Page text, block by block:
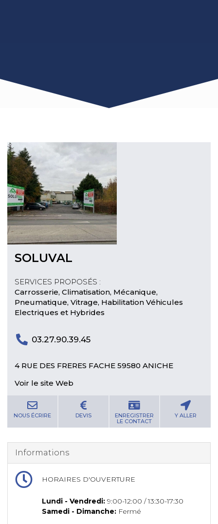
SOLUVAL
SERVICES PROPOSÉS :
Carrosserie, Climatisation, Mécanique,
Pneumatique, Vitrage, Habilitation Véhicules
Electriques et Hybrides
03.27.90.39.45
4 RUE DES FRERES FACHE 59580 ANICHE
Voir le site Web
NOUS ÉCRIRE DEVIS
ENREGISTRER
LE CONTACT
Y ALLER
Informations
HORAIRES D'OUVERTURE
Lundi - Vendredi: 9:00-12:00 / 13:30-17:30
Samedi - Dimanche: Fermé